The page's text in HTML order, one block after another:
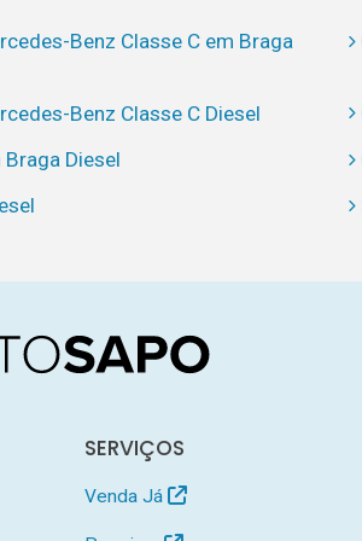
Benz Classe C em Braga
Benz Classe C Diesel
Diesel
SERVIÇOS
Venda Já